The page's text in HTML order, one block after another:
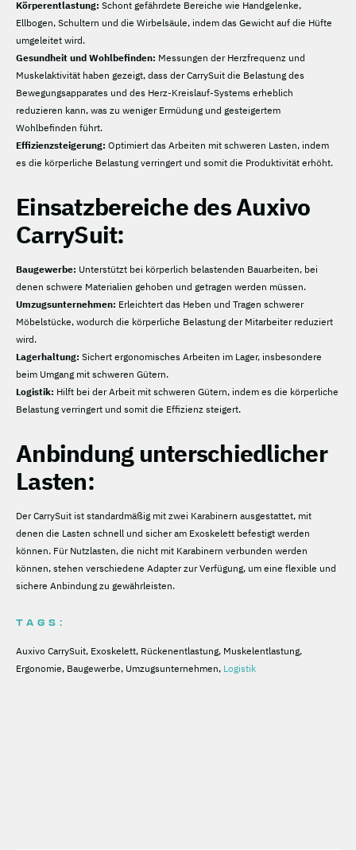
Körperentlastung: Schont gefährdete Bereiche wie Handgelenke,
Ellbogen, Schultern und die Wirbelsäule, indem das Gewicht auf die Hüfte
umgeleitet wird.
Gesundheit und Wohlbefinden: Messungen der Herzfrequenz und
Muskelaktivität haben gezeigt, dass der CarrySuit die Belastung des
Bewegungsapparates und des Herz-Kreislauf-Systems erheblich
reduzieren kann, was zu weniger Ermüdung und gesteigertem
Wohlbefinden führt.
Effizienzsteigerung: Optimiert das Arbeiten mit schweren Lasten, indem
es die körperliche Belastung verringert und somit die Produktivität erhöht.
Einsatzbereiche des Auxivo
CarrySuit:
Baugewerbe: Unterstützt bei körperlich belastenden Bauarbeiten, bei
denen schwere Materialien gehoben und getragen werden müssen.
Umzugsunternehmen: Erleichtert das Heben und Tragen schwerer
Möbelstücke, wodurch die körperliche Belastung der Mitarbeiter reduziert
wird.
Lagerhaltung: Sichert ergonomisches Arbeiten im Lager, insbesondere
beim Umgang mit schweren Gütern.
Logistik: Hilft bei der Arbeit mit schweren Gütern, indem es die körperliche
Belastung verringert und somit die Effizienz steigert.
Anbindung unterschiedlicher
Lasten:
Der CarrySuit ist standardmäßig mit zwei Karabinern ausgestattet, mit
denen die Lasten schnell und sicher am Exoskelett befestigt werden
können. Für Nutzlasten, die nicht mit Karabinern verbunden werden
können, stehen verschiedene Adapter zur Verfügung, um eine flexible und
sichere Anbindung zu gewährleisten.
TAGS:
Auxivo CarrySuit, Exoskelett, Rückenentlastung, Muskelentlastung,
Ergonomie, Baugewerbe, Umzugsunternehmen, Logistik